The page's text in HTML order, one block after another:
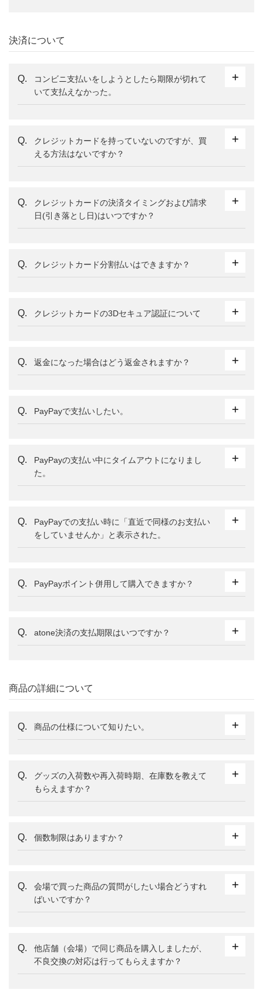
決済について
コンビニ支払いをしようとしたら期限が切れて
いて支払えなかった。
クレジットカードを持っていないのですが、買
える方法はないですか？
クレジットカードの決済タイミングおよび請求
日(引き落とし日)はいつですか？
クレジットカード分割払いはできますか？
クレジットカードの3Dセキュア認証について
返金になった場合はどう返金されますか？
PayPayで支払いしたい。
PayPayの支払い中にタイムアウトになりまし
た。
PayPayでの支払い時に「直近で同様のお支払い
をしていませんか」と表示された。
PayPayポイント併用して購入できますか？
atone決済の支払期限はいつですか？
商品の詳細について
商品の仕様について知りたい。
グッズの入荷数や再入荷時期、在庫数を教えて
もらえますか？
個数制限はありますか？
会場で買った商品の質問がしたい場合どうすれ
ばいいですか？
他店舗（会場）で同じ商品を購入しましたが、
不良交換の対応は行ってもらえますか？